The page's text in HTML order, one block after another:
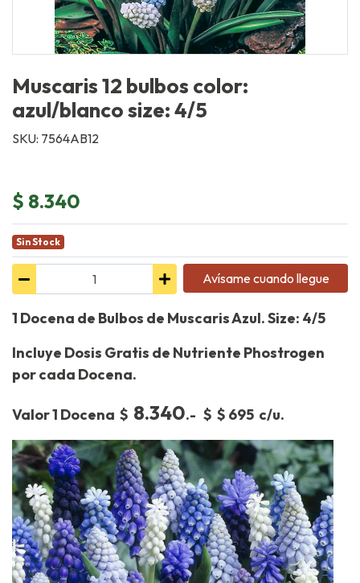
Muscaris 12 bulbos color:
azul/blanco size: 4/5
SKU: 7564AB12
$ 8.340
Sin Stock
Avísame cuando llegue
1 Docena de Bulbos de Muscaris Azul. Size: 4/5
Incluye Dosis Gratis de Nutriente Phostrogen
por cada Docena.
Valor 1 Docena $ 8.340.- $ $ 695 c/u.